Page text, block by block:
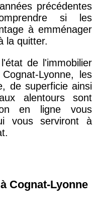
précédentes
si les
à emménager
la quitter.
de l'immobilier
Lyonne, les
de superficie ainsi
alentours sont
en ligne vous
vous serviront à
Cognat-Lyonne